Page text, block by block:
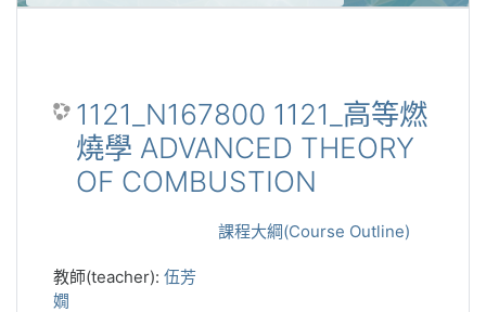
1121_N167800 1121_高等燃
燒學 ADVANCED THEORY
OF COMBUSTION
課程大綱(Course Outline)
教師(teacher): 伍芳
嫺